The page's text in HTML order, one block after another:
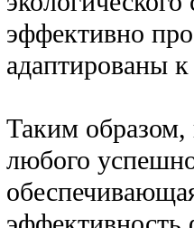
эффективно
адаптированы
Таким
любого